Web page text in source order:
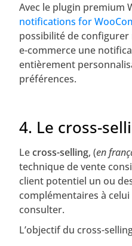
Avec le plugin premium
notifications for
possibilité de
e-commerce une
entièrement
préférences.
4. Le cross-
Lecross-selling, (en
technique de vente
client potentiel un ou
complémentaires à celui
consulter.
L’objectif du cross-